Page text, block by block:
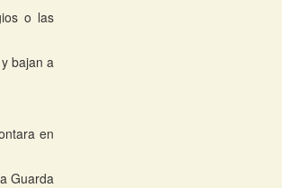
o las
bajan a
en
Guarda